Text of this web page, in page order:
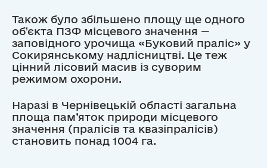
Також було збільшено площу ще одного
об’єкта ПЗФ місцевого значення —
заповідного урочища «Буковий праліс» у
Сокирянському надлісництві. Це теж
цінний лісовий масив із суворим
режимом охорони.
Наразі в Чернівецькій області загальна
площа пам’яток природи місцевого
значення (пралісів та квазіпралісів)
становить понад 1004 га.